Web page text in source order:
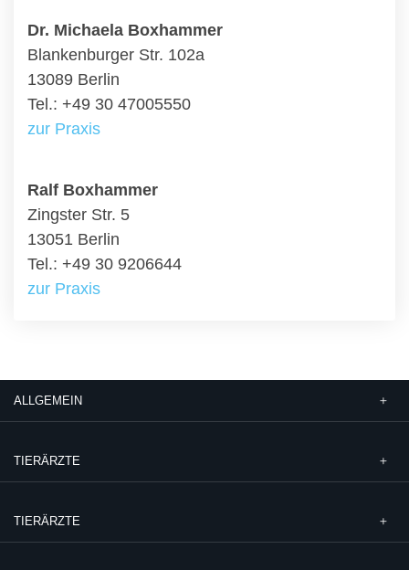
Dr. Michaela Boxhammer
Blankenburger Str. 102a
13089 Berlin
Tel.: +49 30 47005550
zur Praxis
Ralf Boxhammer
Zingster Str. 5
13051 Berlin
Tel.: +49 30 9206644
zur Praxis
ALLGEMEIN
TIERÄRZTE
TIERÄRZTE